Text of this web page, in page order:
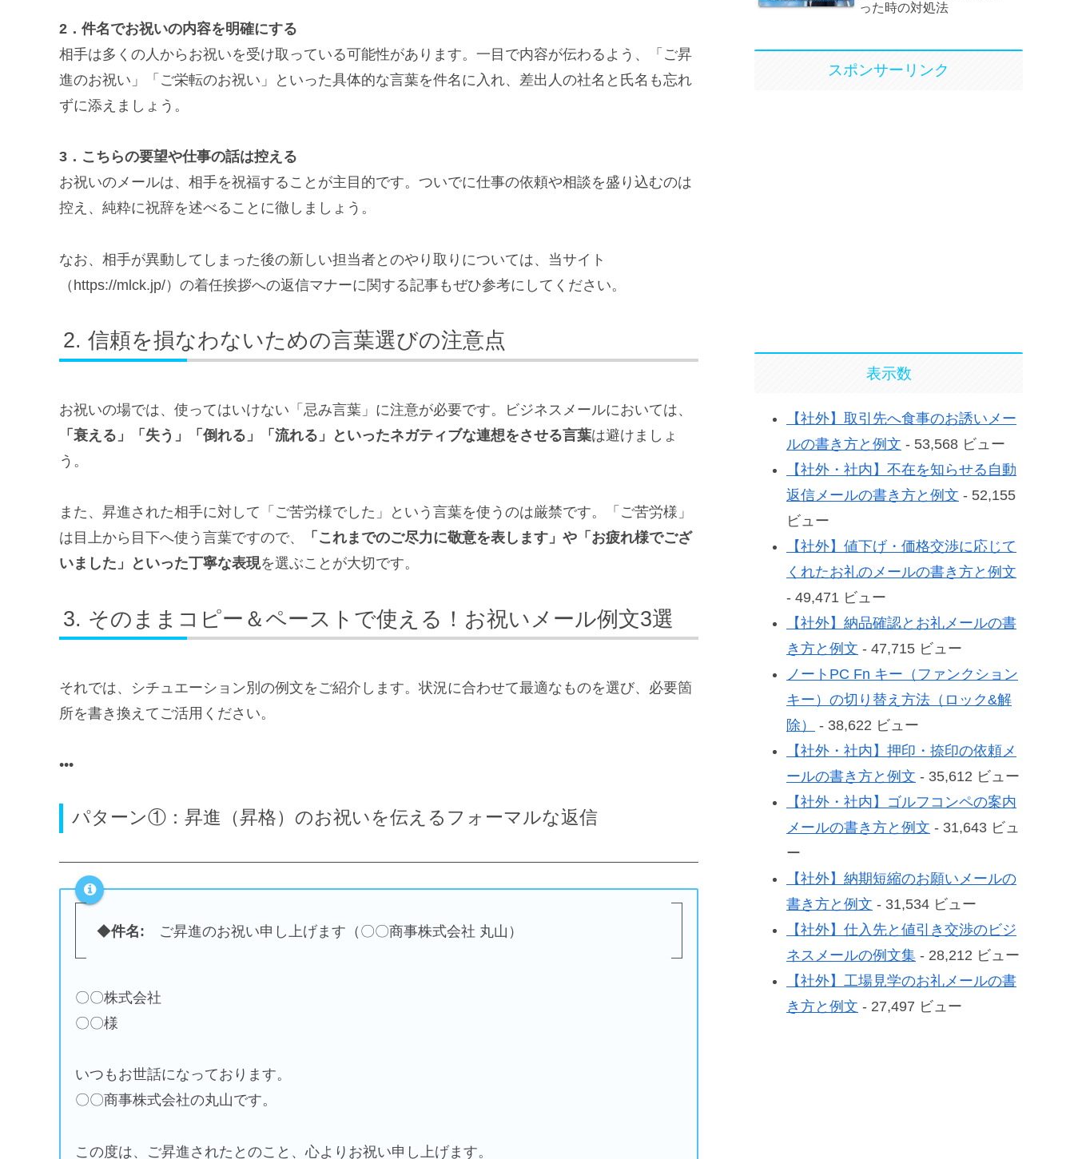
2．件名でお祝いの内容を明確にする
相手は多くの人からお祝いを受け取っている可能性があります。一目で内容が伝わるよう、「ご昇
進のお祝い」「ご栄転のお祝い」といった具体的な言葉を件名に入れ、差出人の社名と氏名も忘れ
ずに添えましょう。
3．こちらの要望や仕事の話は控える
お祝いのメールは、相手を祝福することが主目的です。ついでに仕事の依頼や相談を盛り込むのは
控え、純粋に祝辞を述べることに徹しましょう。
なお、相手が異動してしまった後の新しい担当者とのやり取りについては、当サイト
（https://mlck.jp/）の着任挨拶への返信マナーに関する記事もぜひ参考にしてください。
信頼を損なわないための言葉選びの注意点
お祝いの場では、使ってはいけない「忌み言葉」に注意が必要です。ビジネスメールにおいては、
「衰える」「失う」「倒れる」「流れる」といったネガティブな連想をさせる言葉は避けましょ
う。
また、昇進された相手に対して「ご苦労様でした」という言葉を使うのは厳禁です。「ご苦労様」
は目上から目下へ使う言葉ですので、
「これまでのご尽力に敬意を表します」や「お疲れ様でござ
いました」といった丁寧な表現を選ぶことが大切です。
そのままコピー＆ペーストで使える！お祝いメール例文3選
それでは、シチュエーション別の例文をご紹介します。状況に合わせて最適なものを選び、必要箇
所を書き換えてご活用ください。
パターン①：昇進（昇格）のお祝いを伝えるフォーマルな返信
◆件名: ご昇進のお祝い申し上げます（〇〇商事株式会社 丸山）
〇〇株式会社
〇〇様
いつもお世話になっております。
〇〇商事株式会社の丸山です。
この度は、ご昇進されたとのこと、心よりお祝い申し上げます。
った時の対処法
スポンサーリンク
表示数
【社外】取引先へ食事のお誘いメー
ルの書き方と例文 - 53,568 ビュー
【社外・社内】不在を知らせる自動
返信メールの書き方と例文 - 52,155
ビュー
【社外】値下げ・価格交渉に応じて
くれたお礼のメールの書き方と例文
- 49,471 ビュー
【社外】納品確認とお礼メールの書
き方と例文 - 47,715 ビュー
ノートPC Fn キー（ファンクション
キー）の切り替え方法（ロック&解
除）
- 38,622 ビュー
【社外・社内】押印・捺印の依頼メ
ールの書き方と例文 - 35,612 ビュー
【社外・社内】ゴルフコンペの案内
メールの書き方と例文 - 31,643 ビュ
ー
【社外】納期短縮のお願いメールの
書き方と例文 - 31,534 ビュー
【社外】仕入先と値引き交渉のビジ
ネスメールの例文集 - 28,212 ビュー
【社外】工場見学のお礼メールの書
き方と例文 - 27,497 ビュー